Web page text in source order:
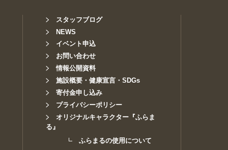
スタッフブログ
NEWS
イベント申込
お問い合わせ
情報公開資料
施設概要・健康宣言・SDGs
寄付金申し込み
プライバシーポリシー
オリジナルキャラクター『ふらま
る』
ふらまるの使用について